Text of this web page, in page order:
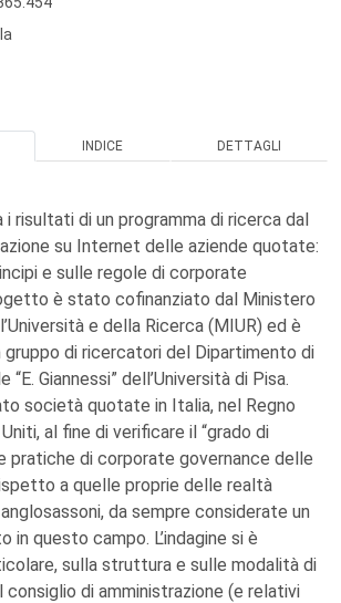
INDICE DETTAGLI
risultati di un programma di ricerca dal
su Internet delle aziende quotate:
e sulle regole di corporate
è stato cofinanziato dal Ministero
e della Ricerca (MIUR) ed è
di ricercatori del Dipartimento di
“E. Giannessi” dell’Università di Pisa.
società quotate in Italia, nel Regno
al fine di verificare il “grado di
pratiche di corporate governance delle
a quelle proprie delle realtà
da sempre considerate un
in questo campo. L’indagine si è
sulla struttura e sulle modalità di
di amministrazione (e relativi